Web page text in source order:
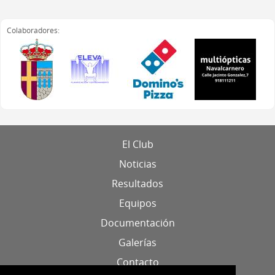
Colaboradores:
El Club
Noticias
Resultados
Equipos
Documentación
Galerías
Contacto